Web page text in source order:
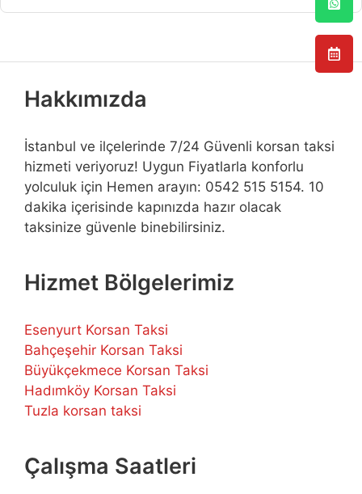
Hakkımızda
İstanbul ve ilçelerinde 7/24 Güvenli korsan taksi
hizmeti veriyoruz! Uygun Fiyatlarla konforlu
yolculuk için Hemen arayın: 0542 515 5154. 10
dakika içerisinde kapınızda hazır olacak
taksinize güvenle binebilirsiniz.
Hizmet Bölgelerimiz
Esenyurt Korsan Taksi
Bahçeşehir Korsan Taksi
Büyükçekmece Korsan Taksi
Hadımköy Korsan Taksi
Tuzla korsan taksi
Çalışma Saatleri